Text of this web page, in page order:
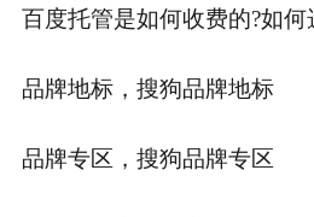
品牌地标，搜狗品牌地标
品牌专区，搜狗品牌专区